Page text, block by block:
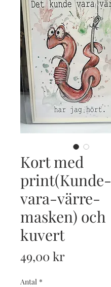
Kort med
print(Kunde-
vara-värre-
masken) och
kuvert
49,00 krPris
Antal *